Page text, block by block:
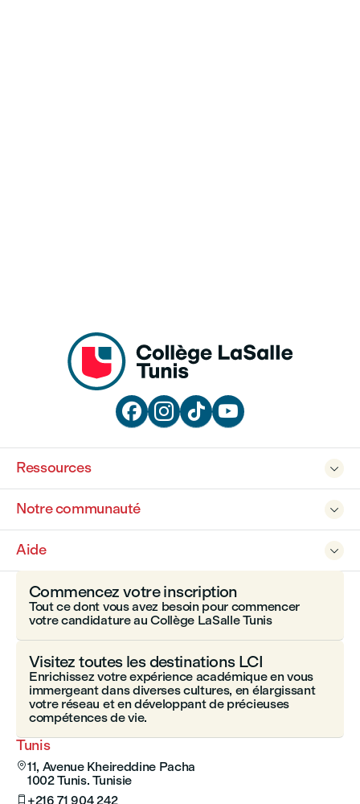
   

Ressources

Notre communauté

Aide
Tunis
11, Avenue Kheireddine Pacha
1002 Tunis. Tunisie
 +216 71 904 242
Commencez votre inscription
Tout ce dont vous avez besoin pour commencer
votre candidature au Collège LaSalle Tunis
Visitez toutes les destinations LCI
Enrichissez votre expérience académique en vous
immergeant dans diverses cultures, en élargissant
votre réseau et en développant de précieuses
compétences de vie.